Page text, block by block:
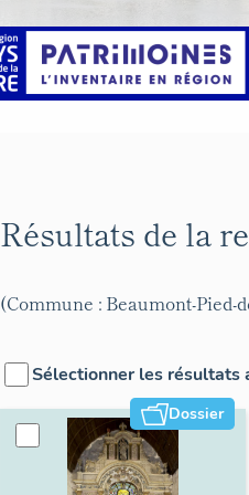
Résultats de la
(Commune : Beaumont-Pied-
Sélectionner les résultats
Dossier